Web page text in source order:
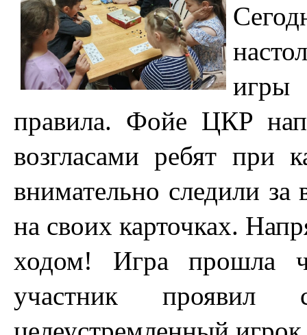
игры
правила. Фойе ЦКР
возгласами ребят при
внимательно следили
на своих карточках.
ходом! Игра прошла
участник